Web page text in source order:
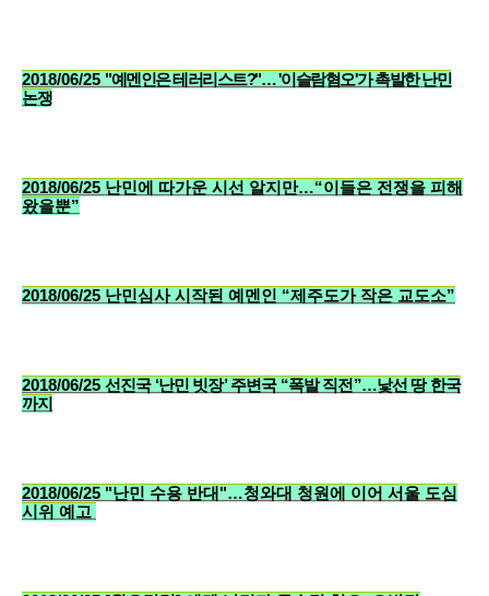
2018/06/25 "예멘인은 테러리스트?"… '이슬람혐오'가 촉발한 난민
논쟁
2018/06/25 난민에 따가운 시선 알지만…“이들은 전쟁을 피해
왔을뿐”
2018/06/25 난민심사 시작된 예멘인 “제주도가 작은 교도소”
2018/06/25 선진국 ‘난민 빗장’ 주변국 “폭발 직전”…낯선 땅 한국
까지
2018/06/25 "난민 수용 반대"…청와대 청원에 이어 서울 도심
시위 예고